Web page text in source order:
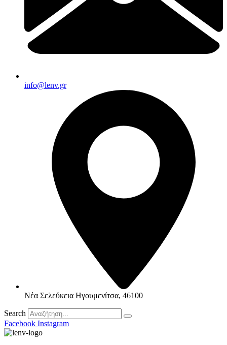
info@lenv.gr
Νέα Σελεύκεια Ηγουμενίτσα, 46100
Search
Facebook Instagram